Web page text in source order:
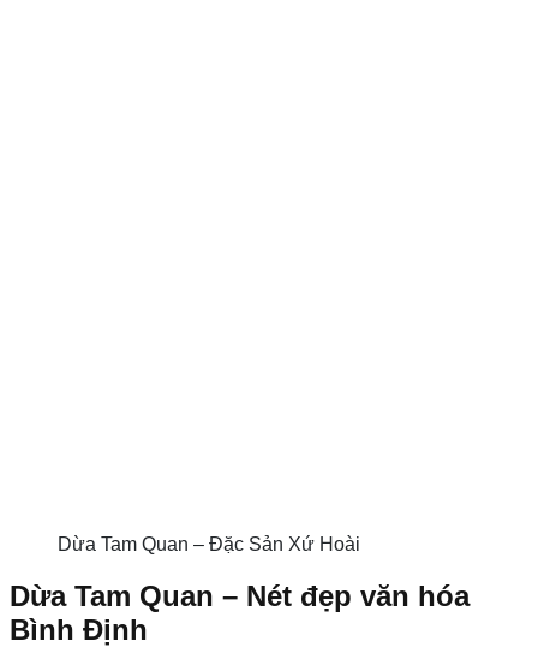
Dừa Tam Quan – Đặc Sản Xứ Hoài
Dừa Tam Quan – Nét đẹp văn hóa
Bình Định